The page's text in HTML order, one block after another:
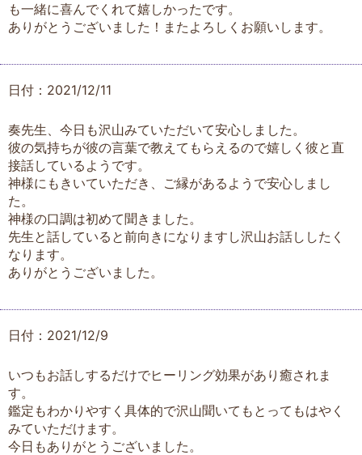
も一緒に喜んでくれて嬉しかったです。
ありがとうございました！またよろしくお願いします。
日付：2021/12/11
奏先生、今日も沢山みていただいて安心しました。
彼の気持ちが彼の言葉で教えてもらえるので嬉しく彼と直
接話しているようです。
神様にもきいていただき、ご縁があるようで安心しまし
た。
神様の口調は初めて聞きました。
先生と話していると前向きになりますし沢山お話ししたく
なります。
ありがとうございました。
日付：2021/12/9
いつもお話しするだけでヒーリング効果があり癒されま
す。
鑑定もわかりやすく具体的で沢山聞いてもとってもはやく
みていただけます。
今日もありがとうございました。